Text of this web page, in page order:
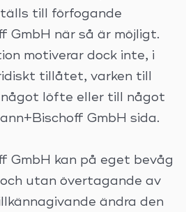
till förfogande
GmbH när så är möjligt.
motiverar dock inte, i
tillåtet, varken till
löfte eller till något
GmbH sida.
GmbH kan på eget bevåg
utan övertagande av
ändra den